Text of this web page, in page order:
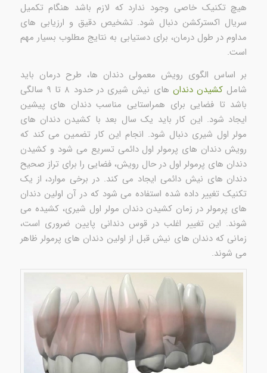
هیچ تکنیک خاصی وجود ندارد که لازم باشد هنگام تکمیل
سریال اکسترکشن دنبال شود. تشخیص دقیق و ارزیابی های
مداوم در طول درمان، برای دستیابی به نتایج مطلوب بسیار مهم
است.
بر اساس الگوی رویش معمولی دندان ها، طرح درمان باید
شامل کشیدن دندان
های نیش شیری در حدود ۸ تا ۹ سالگی
باشد تا فضایی برای همراستایی مناسب دندان های پیشین
ایجاد شود. این کار باید یک سال بعد با کشیدن دندان های
مولر اول شیری دنبال شود. انجام این کار تضمین می کند که
رویش دندان های پرمولر اول دائمی تسریع می شود و کشیدن
دندان های پرمولر اول در حال رویش، فضایی را برای تراز صحیح
دندان های نیش دائمی ایجاد می کند. در برخی موارد، از یک
تکنیک تغییر داده شده استفاده می شود که در آن اولین دندان
های پرمولر در زمان کشیدن دندان مولر اول شیری، کشیده می
شوند. این تغییر اغلب در قوس دندانی پایین ضروری است،
زمانی که دندان های نیش قبل از اولین دندان های پرمولر ظاهر
می شوند.